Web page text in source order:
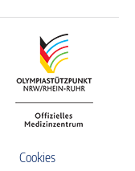
Cookies